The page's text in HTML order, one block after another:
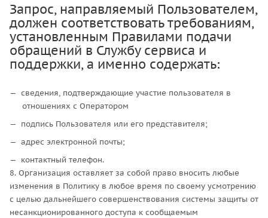
Запрос, направляемый Пользователем,
должен соответствовать требованиям,
установленным Правилами подачи
обращений в Службу сервиса и
поддержки, а именно содержать:
сведения, подтверждающие участие пользователя в
отношениях с Оператором
подпись Пользователя или его представителя;
адрес электронной почты;
контактный телефон.
8. Организация оставляет за собой право вносить любые
изменения в Политику в любое время по своему усмотрению
с целью дальнейшего совершенствования системы защиты от
несанкционированного доступа к сообщаемым